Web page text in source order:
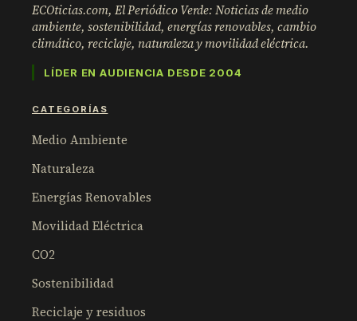
ECOticias.com, El Periódico Verde: Noticias de medio
ambiente, sostenibilidad, energías renovables, cambio
climático, reciclaje, naturaleza y movilidad eléctrica.
LÍDER EN AUDIENCIA DESDE 2004
CATEGORÍAS
Medio Ambiente
Naturaleza
Energías Renovables
Movilidad Eléctrica
CO2
Sostenibilidad
Reciclaje y residuos